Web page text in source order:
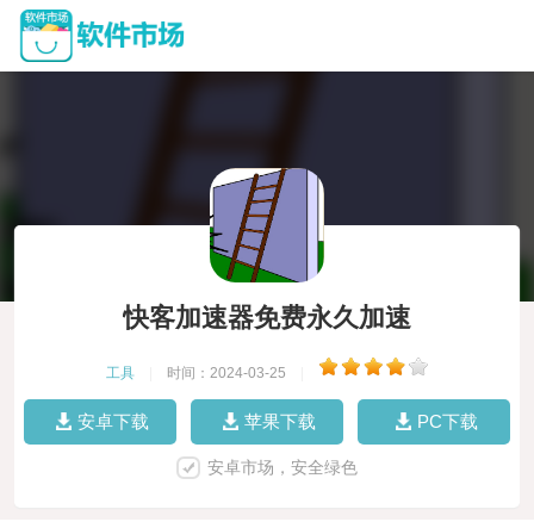
快客加速器免费永久加速
工具 时间：2024-03-25
安卓下载 苹果下载 PC下载
安卓市场，安全绿色